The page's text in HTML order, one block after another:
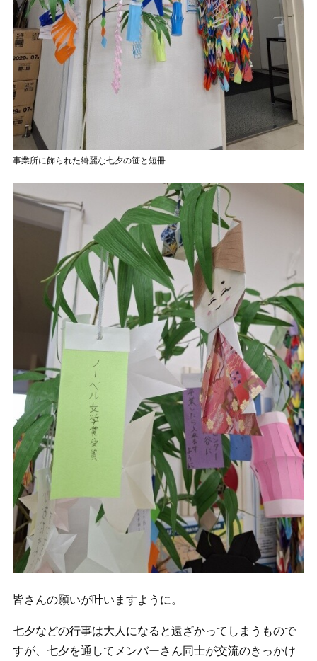
事業所に飾られた綺麗な七夕の笹と短冊
皆さんの願いが叶いますように。
七夕などの行事は大人になると遠ざかってしまうもので
すが、七夕を通してメンバーさん同士が交流のきっかけ